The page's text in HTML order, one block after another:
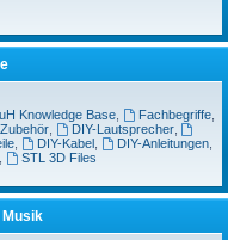
Knowledge Base, Fachbegriffe,
, DIY-Lautsprecher,
, DIY-Kabel, DIY-Anleitungen,
STL 3D Files
Musik